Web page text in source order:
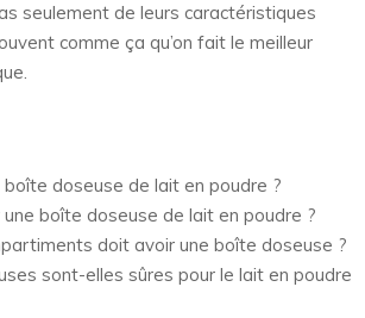
seulement de leurs caractéristiques
comme ça qu’on fait le meilleur
boîte doseuse de lait en poudre ?
boîte doseuse de lait en poudre ?
doit avoir une boîte doseuse ?
sont-elles sûres pour le lait en poudre